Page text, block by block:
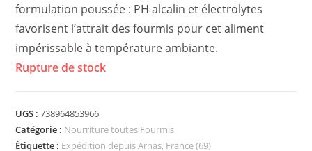
formulation poussée : PH alcalin et électrolytes
favorisent l’attrait des fourmis pour cet aliment
impérissable à température ambiante.
Rupture de stock
UGS :738964853966
Catégorie : Nourriture toutes Fourmis
Étiquette : Expédition depuis Arnas, France (69)